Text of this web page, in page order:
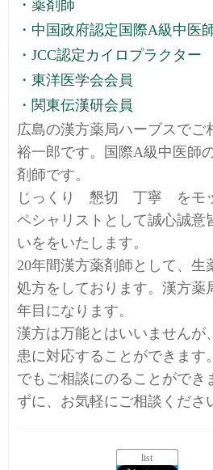
・薬剤師
・中国政府認定国際A級中医
・JCC認定カイロプラクター
・東洋医学会会員
・関東伝漢研会員
広島の漢方薬局ハーブスでご
裕一郎です。国際A級中医師
剤師です。
じっくり 懇切 丁寧 をモ
ペシャリストとして誠心誠意
いををいたします。
20年間漢方薬剤師として、生
処方をしております。漢方薬
年目になります。
漢方は万能とはいいませんが
患に対応することができます
でもご相談にのることができ
ずに、お気軽にご相談くださ
list